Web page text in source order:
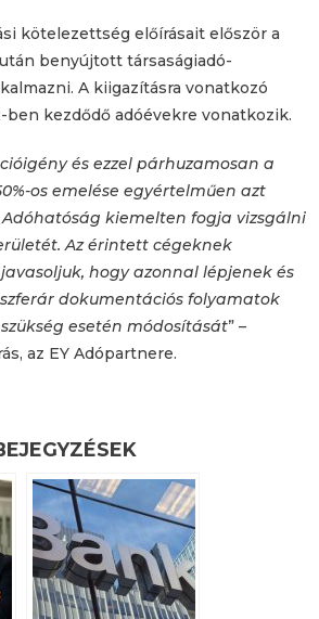
kötelezettség előírásait először a
benyújtott társaságiadó-
A kiigazításra vonatkozó
ben kezdődő adóévekre vonatkozik.
és ezzel párhuzamosan a
os emelése egyértelműen azt
kiemelten fogja vizsgálni
Az érintett cégeknek
hogy azonnal lépjenek és
dokumentációs folyamatok
esetén módosítását” –
az EY Adópartnere.